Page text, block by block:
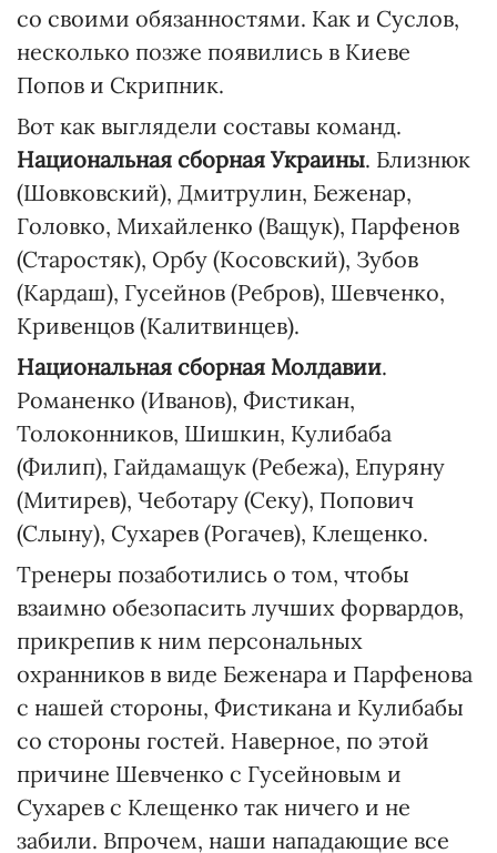
со своими обязанностями. Как и Суслов,
несколько позже появились в Киеве
Попов и Скрипник.
Вот как выглядели составы команд.
Национальная сборная Украины. Близнюк
(Шовковский), Дмитрулин, Беженар,
Головко, Михайленко (Ващук), Парфенов
(Старостяк), Орбу (Косовский), Зубов
(Кардаш), Гусейнов (Ребров), Шевченко,
Кривенцов (Калитвинцев).
Национальная сборная Молдавии.
Романенко (Иванов), Фистикан,
Толоконников, Шишкин, Кулибаба
(Филип), Гайдамащук (Ребежа), Епуряну
(Митирев), Чеботару (Секу), Попович
(Слыну), Сухарев (Рогачев), Клещенко.
Тренеры позаботились о том, чтобы
взаимно обезопасить лучших форвардов,
прикрепив к ним персональных
охранников в виде Беженара и Парфенова
с нашей стороны, Фистикана и Кулибабы
со стороны гостей. Наверное, по этой
причине Шевченко с Гусейновым и
Сухарев с Клещенко так ничего и не
забили. Впрочем, наши нападающие все